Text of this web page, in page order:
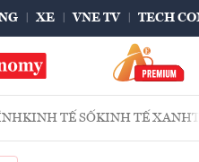
XE VNE TV TECH
KINH TẾ SỐKINH TẾ XANH